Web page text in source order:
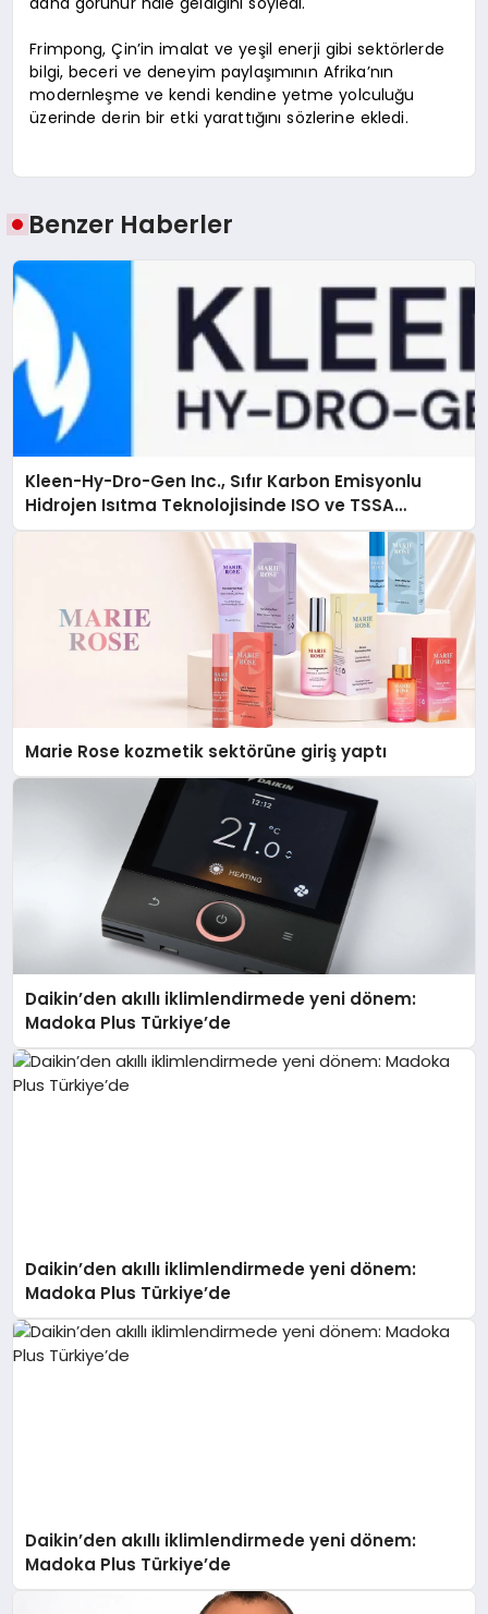
Frimpong, Çin’in imalat ve yeşil enerji gibi sektörlerde
bilgi, beceri ve deneyim paylaşımının Afrika’nın
modernleşme ve kendi kendine yetme yolculuğu
üzerinde derin bir etki yarattığını sözlerine ekledi.
Benzer Haberler
Kleen-Hy-Dro-Gen Inc., Sıfır Karbon Emisyonlu
Hidrojen Isıtma Teknolojisinde ISO ve TSSA
Düzenleyici Onaylarını Aldı
Marie Rose kozmetik sektörüne giriş yaptı
Daikin’den akıllı iklimlendirmede yeni dönem:
Madoka Plus Türkiye’de
Daikin’den akıllı iklimlendirmede yeni dönem:
Madoka Plus Türkiye’de
Daikin’den akıllı iklimlendirmede yeni dönem:
Madoka Plus Türkiye’de